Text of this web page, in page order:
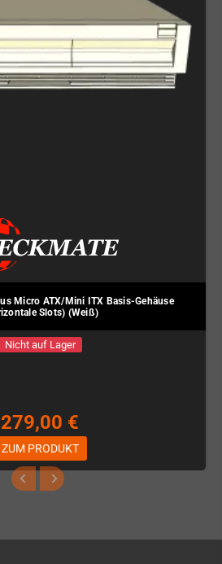
Micro ATX/Mini ITX Basis-Gehäuse
Slots) (Weiß)
Nicht auf Lager
279,00 €
ZUM PRODUKT